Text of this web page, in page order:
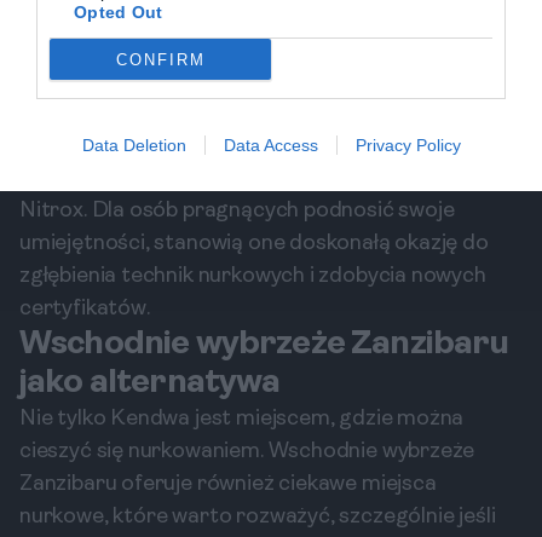
Opted Out
CONFIRM
Data Deletion Data Access Privacy Policy
3. Kursy dla zaawansowanych
Dla bardziej doświadczonych nurków, wiele szkół
pogłębić umiejętności nurkowe. Możesz zapisać się
Nitrox. Dla osób pragnących podnosić swoje
umiejętności, stanowią one doskonałą okazję do
zgłębienia technik nurkowych i zdobycia nowych
certyfikatów.
Wschodnie wybrzeże Zanzibaru
jako alternatywa
Nie tylko Kendwa jest miejscem, gdzie można
cieszyć się nurkowaniem. Wschodnie wybrzeże
Zanzibaru oferuje również ciekawe miejsca
nurkowe, które warto rozważyć, szczególnie jeśli